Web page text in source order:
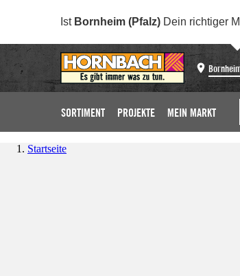
Ist Bornheim (Pfalz) Dein richtiger
SORTIMENT PROJEKTE MEIN MARKT
Startseite